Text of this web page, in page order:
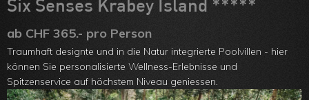
Feedbacks
Kontakt
ARVB
Burma
Philippinen
Six Senses Krabey Island *****
ab CHF 365.- pro Person
Traumhaft designte und in die Natur integrierte Poolvillen - hier
können Sie personalisierte Wellness-­Erlebnisse und
Spitzenservice auf höchstem Niveau geniessen.